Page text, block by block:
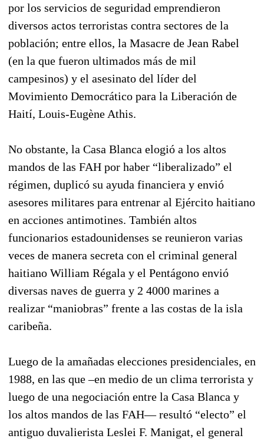
por los servicios de seguridad emprendieron
diversos actos terroristas contra sectores de la
población; entre ellos, la Masacre de Jean Rabel
(en la que fueron ultimados más de mil
campesinos) y el asesinato del líder del
Movimiento Democrático para la Liberación de
Haití, Louis-Eugène Athis.
No obstante, la Casa Blanca elogió a los altos
mandos de las FAH por haber “liberalizado” el
régimen, duplicó su ayuda financiera y envió
asesores militares para entrenar al Ejército haitiano
en acciones antimotines. También altos
funcionarios estadounidenses se reunieron varias
veces de manera secreta con el criminal general
haitiano William Régala y el Pentágono envió
diversas naves de guerra y 2 4000 marines a
realizar “maniobras” frente a las costas de la isla
caribeña.
Luego de la amañadas elecciones presidenciales, en
1988, en las que –en medio de un clima terrorista y
luego de una negociación entre la Casa Blanca y
los altos mandos de las FAH— resultó “electo” el
antiguo duvalierista Leslei F. Manigat, el general